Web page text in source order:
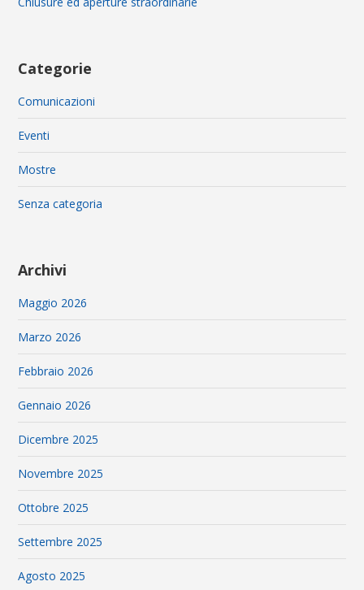
Categorie
Comunicazioni
Eventi
Mostre
Senza categoria
Archivi
Maggio 2026
Marzo 2026
Febbraio 2026
Gennaio 2026
Dicembre 2025
Novembre 2025
Ottobre 2025
Settembre 2025
Agosto 2025